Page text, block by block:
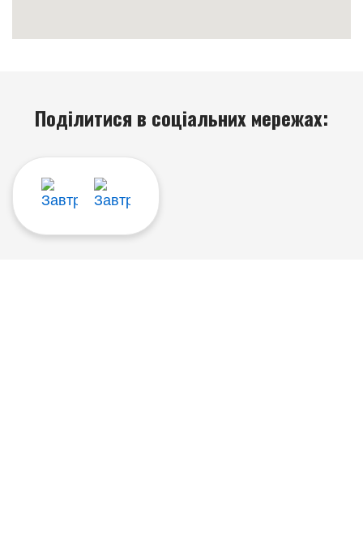
Поділитися в соціальних мережах: